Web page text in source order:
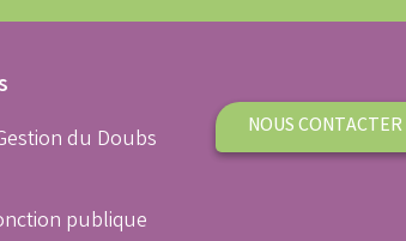
du Doubs
publique
NOUS CONTACTER